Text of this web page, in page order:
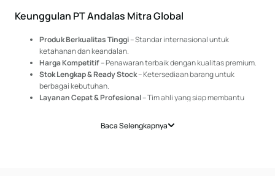
Keunggulan PT Andalas Mitra Global
Produk Berkualitas Tinggi– Standar internasional untuk
ketahanan dan keandalan.
Harga Kompetitif– Penawaran terbaik dengan kualitas premium.
Stok Lengkap & Ready Stock– Ketersediaan barang untuk
berbagai kebutuhan.
Layanan Cepat & Profesional– Tim ahli yang siap membantu
Jangkauan Pengiriman Luas
– Melayani Jakarta, Bandung,
Surabaya, Makassar, Balikpapan, dan kota besar lainnya.
Baca Selengkapnya